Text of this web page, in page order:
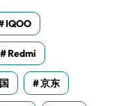
IQOO
Redmi
京东